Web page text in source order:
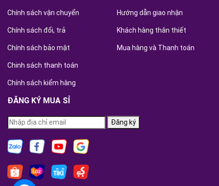
Chính sách vận chuyển
Chính sách đổi, trả
Chính sách bảo mật
Chinh sách thanh toán
Chính sách kiểm hàng
Hướng dẫn giao nhận
Khách hàng thân thiết
Mua hàng và Thanh toán
ĐĂNG KÝ MUA SỈ
Đăng ký